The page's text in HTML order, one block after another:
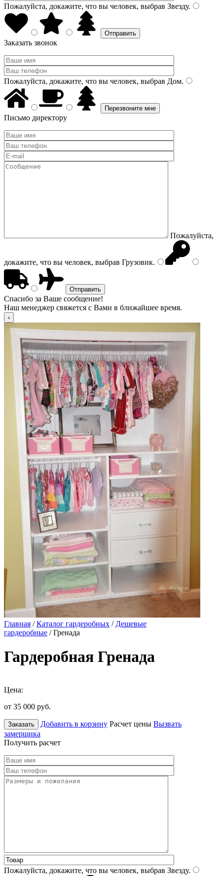
Пожалуйста, докажите, что вы человек, выбрав Звезду.
Заказать звонок
Пожалуйста, докажите, что вы человек, выбрав Дом.
Письмо директору
Пожалуйста,
докажите, что вы человек, выбрав Грузовик.
Спасибо за Ваше сообщение!
Наш менеджер свяжется с Вами в ближайшее время.
Главная /Каталог гардеробных / Дешевые
гардеробные / Гренада
Гардеробная Гренада
Цена:
от 35 000 руб.
Заказать Добавить в корзину Расчет цены Вызвать
замерщика
Получить расчет
Пожалуйста, докажите, что вы человек, выбрав Звезду.